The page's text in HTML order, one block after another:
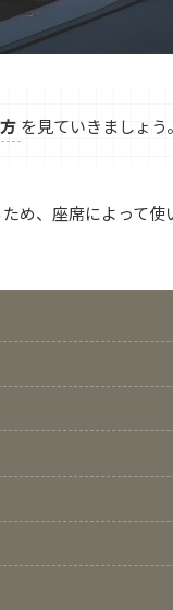
を見ていきましょう。
め、座席によって